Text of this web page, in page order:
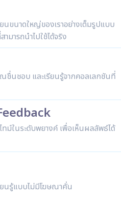
นขนาดใหญ่ของเราอย่างเต็มรูปแบบ
มารถนำไปใช้ได้จริง
นชอบ และเรียนรู้จากคอลเลกชันที่
ม์ในระดับพยางค์ เพื่อเห็นผลลัพธ์ได้
นรู้แบบไม่มีโฆษณาคั่น